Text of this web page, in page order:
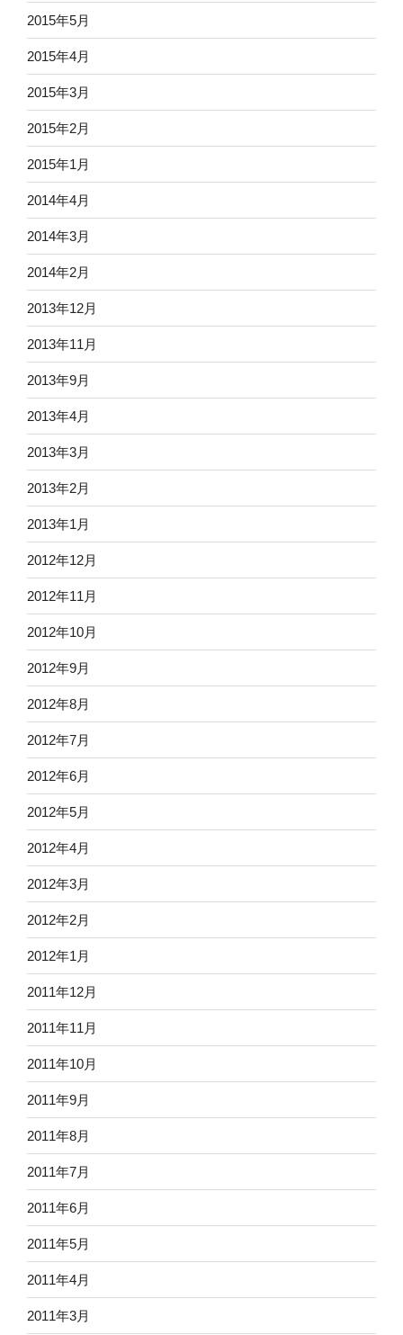
2015年5月
2015年4月
2015年3月
2015年2月
2015年1月
2014年4月
2014年3月
2014年2月
2013年12月
2013年11月
2013年9月
2013年4月
2013年3月
2013年2月
2013年1月
2012年12月
2012年11月
2012年10月
2012年9月
2012年8月
2012年7月
2012年6月
2012年5月
2012年4月
2012年3月
2012年2月
2012年1月
2011年12月
2011年11月
2011年10月
2011年9月
2011年8月
2011年7月
2011年6月
2011年5月
2011年4月
2011年3月